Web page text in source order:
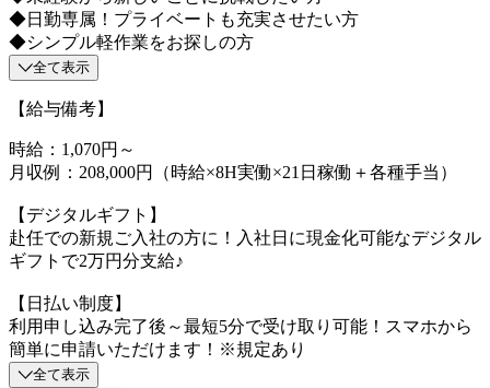
◆日勤専属！プライベートも充実させたい方
◆シンプル軽作業をお探しの方
全て表示
【給与備考】
時給：1,070円～
月収例：208,000円（時給×8H実働×21日稼働＋各種手当）
【デジタルギフト】
赴任での新規ご入社の方に！入社日に現金化可能なデジタル
ギフトで2万円分支給♪
【日払い制度】
利用申し込み完了後～最短5分で受け取り可能！スマホから
簡単に申請いただけます！※規定あり
全て表示